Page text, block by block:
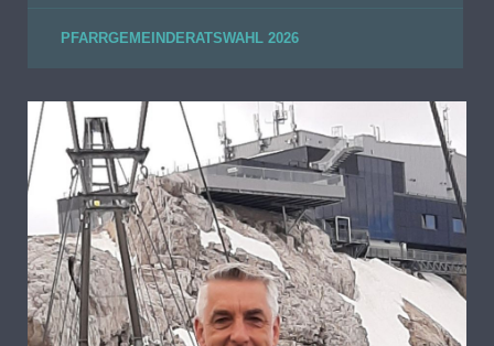
PFARRGEMEINDERATSWAHL 2026